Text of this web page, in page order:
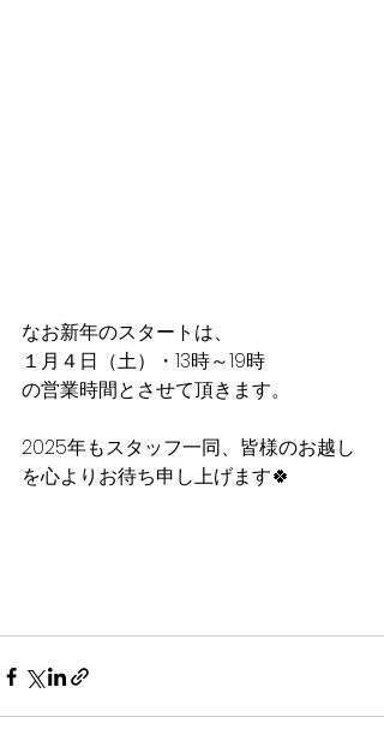
なお新年のスタートは、
１月４日（土）・13時～19時
の営業時間とさせて頂きます。
2025年もスタッフ一同、皆様のお越し
を心よりお待ち申し上げます🍀